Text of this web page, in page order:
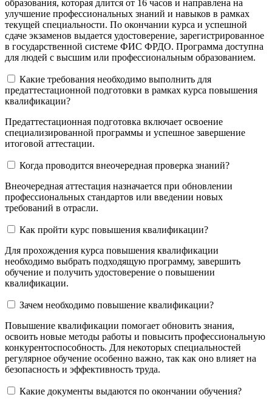
образования, которая длится от 16 часов и направлена на
улучшение профессиональных знаний и навыков в рамках
текущей специальности. По окончании курса и успешной
сдаче экзаменов выдается удостоверение, зарегистрированное
в государственной системе ФИС ФРДО. Программа доступна
для людей с высшим или профессиональным образованием.
Какие требования необходимо выполнить для
предаттестационной подготовки в рамках курса повышения
квалификации?
Предаттестационная подготовка включает освоение
специализированной программы и успешное завершение
итоговой аттестации.
Когда проводится внеочередная проверка знаний?
Внеочередная аттестация назначается при обновлении
профессиональных стандартов или введении новых
требований в отрасли.
Как пройти курс повышения квалификации?
Для прохождения курса повышения квалификации
необходимо выбрать подходящую программу, завершить
обучение и получить удостоверение о повышении
квалификации.
Зачем необходимо повышение квалификации?
Повышение квалификации помогает обновить знания,
освоить новые методы работы и повысить профессиональную
конкурентоспособность. Для некоторых специальностей
регулярное обучение особенно важно, так как оно влияет на
безопасность и эффективность труда.
Какие документы выдаются по окончании обучения?